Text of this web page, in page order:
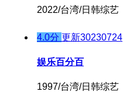
2022/台湾/日韩综艺
4.0分 更新30230724
娱乐百分百
1997/台湾/日韩综艺